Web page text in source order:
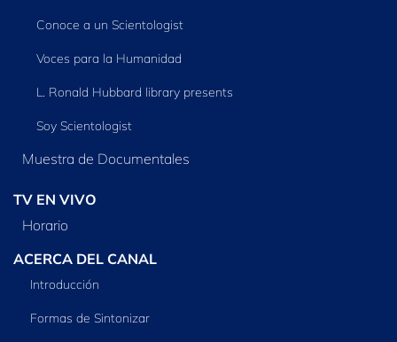
Conoce a un Scientologist
Voces para la Humanidad
L. Ronald Hubbard library presents
Soy Scientologist
Muestra de Documentales
TV EN VIVO
Horario
ACERCA DEL CANAL
Introducción
Formas de Sintonizar